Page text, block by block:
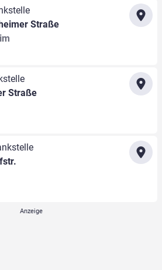
Straße
Straße